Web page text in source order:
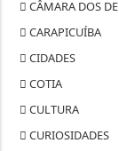
CÂMARA DOS
CARAPICUÍBA
CIDADES
COTIA
CULTURA
CURIOSIDADES